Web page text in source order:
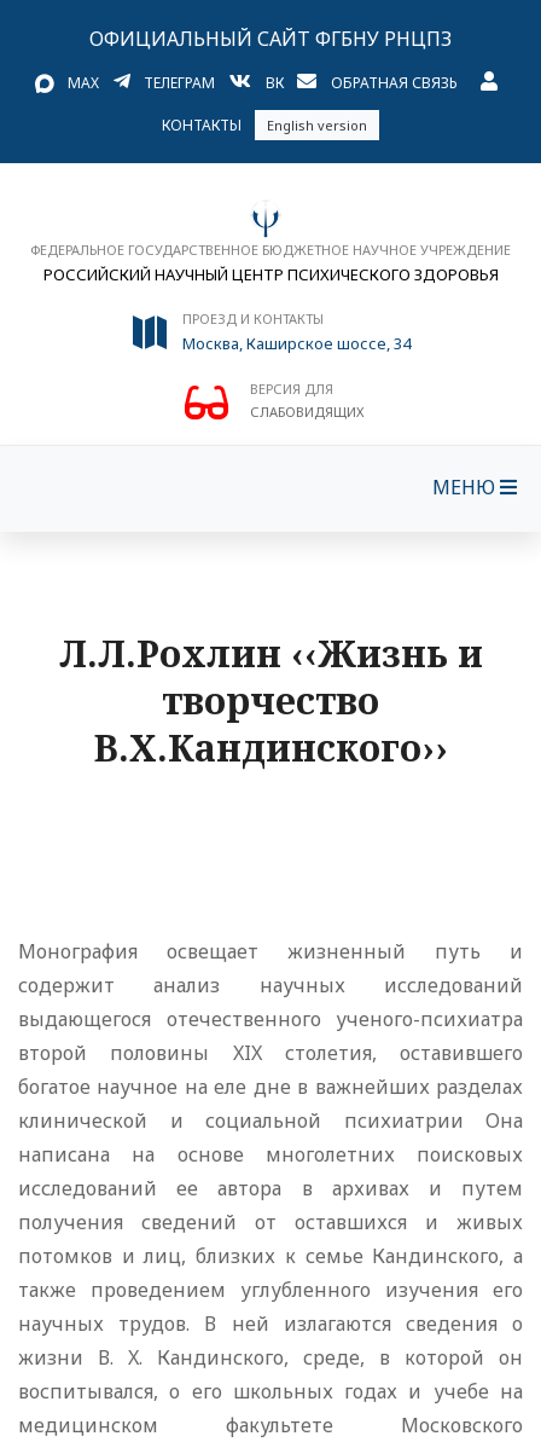
ОФИЦИАЛЬНЫЙ САЙТ ФГБНУ РНЦПЗ
MAX ТЕЛЕГРАМ ВК ОБРАТНАЯ СВЯЗЬ
КОНТАКТЫ English version
ФЕДЕРАЛЬНОЕ ГОСУДАРСТВЕННОЕ БЮДЖЕТНОЕ НАУЧНОЕ УЧРЕЖДЕНИЕ
РОССИЙСКИЙ НАУЧНЫЙ ЦЕНТР ПСИХИЧЕСКОГО ЗДОРОВЬЯ
ПРОЕЗД И КОНТАКТЫ
Москва, Каширское шоссе, 34
ВЕРСИЯ ДЛЯ
СЛАБОВИДЯЩИХ
МЕНЮ
Л.Л.Рохлин ‹‹Жизнь и
творчество
В.Х.Кандинского››
Монография освещает жизненный путь и
содержит анализ научных исследований
выдающегося отечественного ученого-психиатра
второй половины XIX столетия, оставившего
богатое научное на еле дне в важнейших разделах
клинической и социальной психиатрии Она
написана на основе многолетних поисковых
исследований ее автора в архивах и путем
получения сведений от оставшихся и живых
потомков и лиц, близких к семье Кандинского, а
также проведением углубленного изучения его
научных трудов. В ней излагаются сведения о
жизни В. X. Кандинского, среде, в которой он
воспитывался, о его школьных годах и учебе на
медицинском факультете Московского